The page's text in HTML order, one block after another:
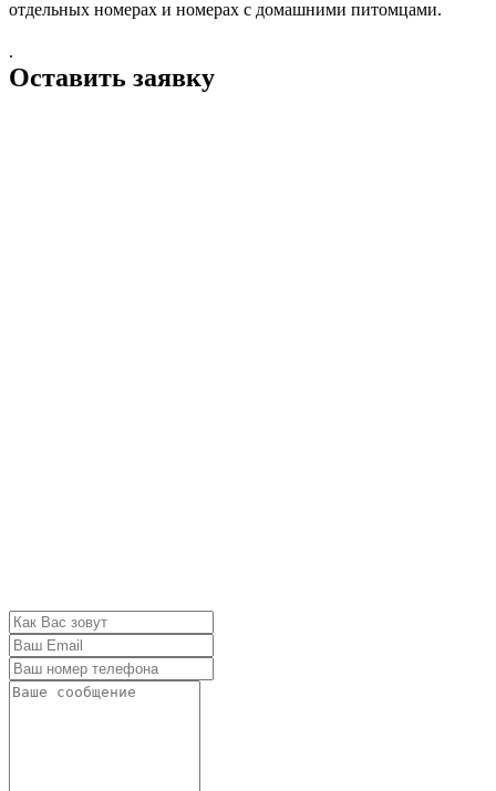
отдельных номерах и номерах с домашними питомцами.
.
Оставить заявку